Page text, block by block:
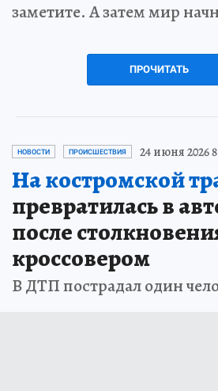
заметите. А затем мир
ПРОЧИТАТЬ
НОВОСТИ ПРОИСШЕСТВИЯ 24 июня 2026
На костромской
превратилась в
после
кроссовером
В ДТП пострадал один